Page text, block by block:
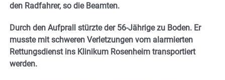
den Radfahrer, so die Beamten.
Durch den Aufprall stürzte der 56-Jährige zu Boden. Er
musste mit schweren Verletzungen vom alarmierten
Rettungsdienst ins Klinikum Rosenheim transportiert
werden.